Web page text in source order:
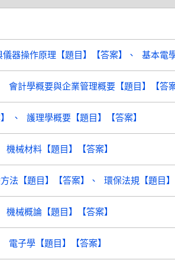
器操作原理【題目】【答案】 基本電
會計學概要與企業管理概要【題目】【答案
護理學概要【題目】【答案】
機械材料【題目】【答案】
法【題目】【答案】 環保法規【題目】
機械概論【題目】【答案】
電子學【題目】【答案】